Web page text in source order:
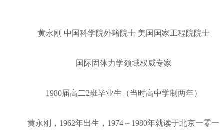
黄永刚 中国科学院外籍院士 美国国家工程院院士
国际固体力学领域权威专家
1980届高二2班毕业生（当时高中学制两年）
黄永刚，1962年出生，1974～1980年就读于北京一零一